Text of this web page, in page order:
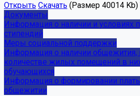
Открыть Скачать (Размер 40014 Kb)
Документы
Информация о наличии и условиях
стипендий
Меры социальной поддержки
Информация о наличии общежития,
количестве жилых помещений в
обучающихся
Информация о формировании
общежитии